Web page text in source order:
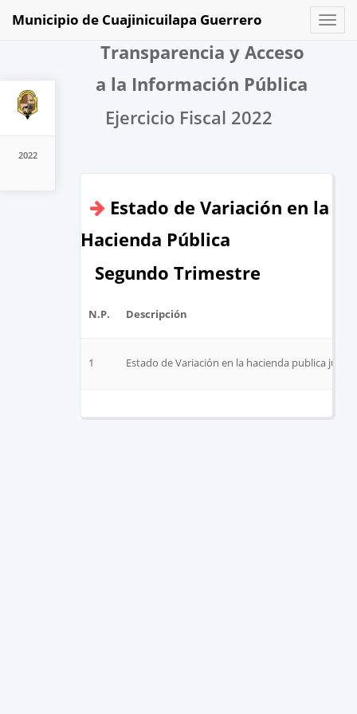
2022
Toggle
Municipio de Cuajinicuilapa Guerrero
Transparencia y Acceso
a la Información Pública
Ejercicio Fiscal 2022
Estado de Variación en la
Hacienda Pública
Segundo Trimestre
N.P. Descripción
1 Estado de Variación en la hacienda publica junio